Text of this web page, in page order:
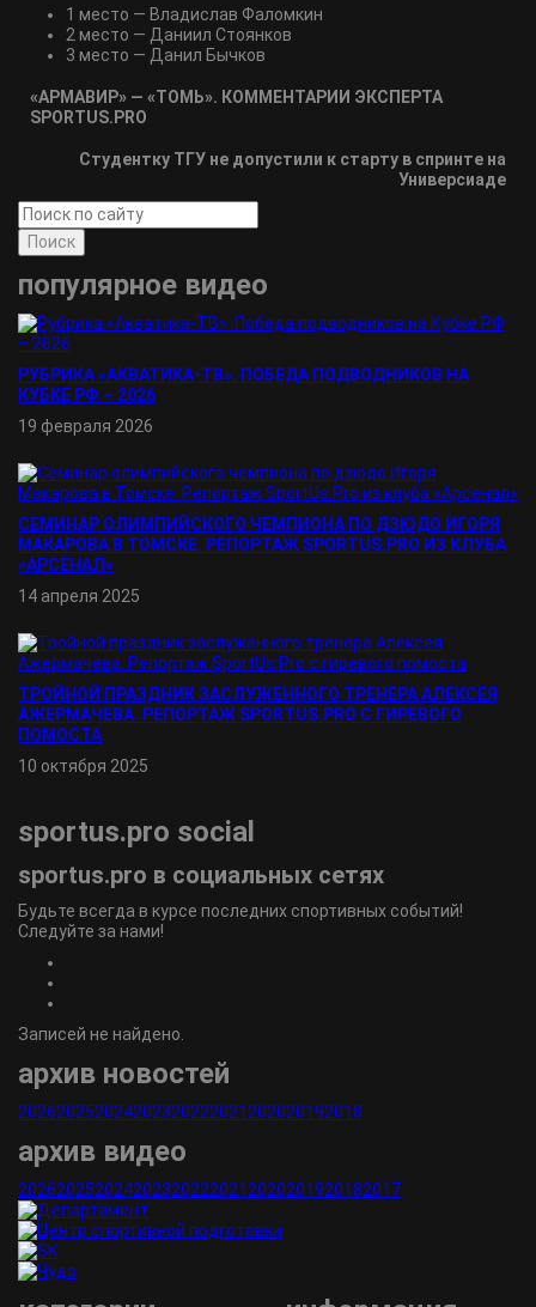
1 место — Владислав Фаломкин
2 место — Даниил Стоянков
3 место — Данил Бычков
«АРМАВИР» — «ТОМЬ». КОММЕНТАРИИ ЭКСПЕРТА
SPORTUS.PRO
Студентку ТГУ не допустили к старту в спринте на
Универсиаде
Поиск
популярное видео
РУБРИКА «АКВАТИКА-TВ». ПОБЕДА ПОДВОДНИКОВ НА
КУБКЕ РФ – 2026
19 февраля 2026
СЕМИНАР ОЛИМПИЙСКОГО ЧЕМПИОНА ПО ДЗЮДО ИГОРЯ
МАКАРОВА В ТОМСКЕ. РЕПОРТАЖ SPORTUS.PRO ИЗ КЛУБА
«АРСЕНАЛ»
14 апреля 2025
ТРОЙНОЙ ПРАЗДНИК ЗАСЛУЖЕННОГО ТРЕНЕРА АЛЕКСЕЯ
АЖЕРМАЧЕВА. РЕПОРТАЖ SPORTUS.PRO С ГИРЕВОГО
ПОМОСТА
10 октября 2025
sportus.pro social
sportus.pro в социальных сетях
Будьте всегда в курсе последних спортивных событий!
Следуйте за нами!
Записей не найдено.
архив новостей
202620252024202320222021 202020192018
архив видео
202620252024202320222021 2020201920182017